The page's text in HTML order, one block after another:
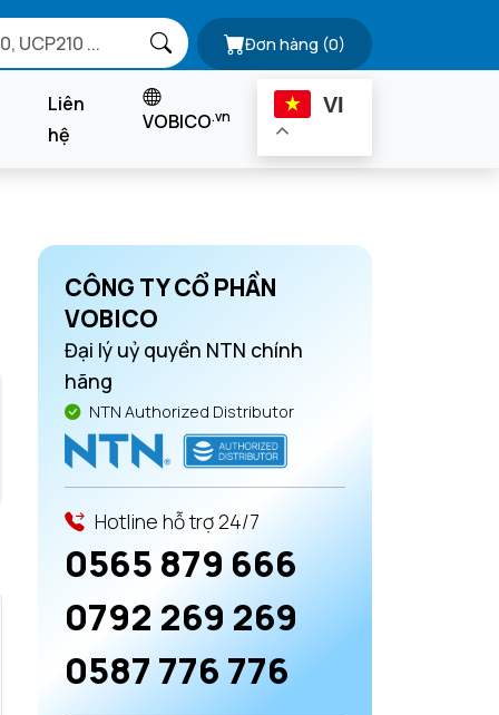
Đơn hàng (0)
Liên
hệ
VOBICO.vn VI
CÔNG TY CỔ PHẦN
VOBICO
Đại lý uỷ quyền NTN chính
hãng
NTN Authorized Distributor
Hotline hỗ trợ 24/7
0565 879 666
0792 269 269
0587 776 776